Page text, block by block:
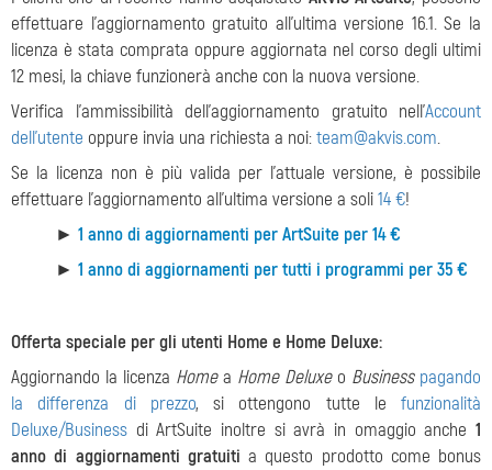
effettuare l'aggiornamento gratuito all'ultima versione 16.1. Se la
licenza è stata comprata oppure aggiornata nel corso degli ultimi
12 mesi, la chiave funzionerà anche con la nuova versione.
Verifica l'ammissibilità dell'aggiornamento gratuito nell'Account
dell'utente oppure invia una richiesta a noi:team@akvis.com.
Se la licenza non è più valida per l'attuale versione, è possibile
effettuare l'aggiornamento all'ultima versione a soli14 €!
► 1 anno di aggiornamenti per ArtSuite per 14 €
► 1 anno di aggiornamenti per tutti i programmi per 35 €
Offerta speciale per gli utenti Home e Home Deluxe:
Aggiornando la licenza Homea Home Deluxeo Business pagando
la differenza di prezzo, si ottengono tutte le funzionalità
Deluxe/Business di ArtSuite inoltre si avrà in omaggio anche 1
anno di aggiornamenti gratuiti a questo prodotto come bonus